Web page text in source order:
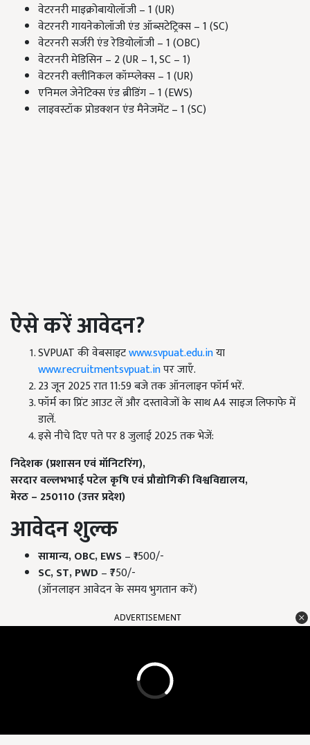
वेटरनरी माइक्रोबायोलॉजी – 1 (UR)
वेटरनरी गायनेकोलॉजी एंड ऑब्सटेट्रिक्स – 1 (SC)
वेटरनरी सर्जरी एंड रेडियोलॉजी – 1 (OBC)
वेटरनरी मेडिसिन – 2 (UR – 1, SC – 1)
वेटरनरी क्लीनिकल कॉम्प्लेक्स – 1 (UR)
एनिमल जेनेटिक्स एंड ब्रीडिंग – 1 (EWS)
लाइवस्टॉक प्रोडक्शन एंड मैनेजमेंट – 1 (SC)
ऐसे करें आवेदन?
SVPUAT की वेबसाइटwww.svpuat.edu.inया
www.recruitmentsvpuat.inपर जाएँ.
23 जून 2025 रात 11:59 बजे तक ऑनलाइन फॉर्म भरें.
फॉर्म का प्रिंट आउट लें और दस्तावेजों के साथ A4 साइज लिफाफे में
डालें.
इसे नीचे दिए पते पर 8 जुलाई 2025 तक भेजें:
निदेशक (प्रशासन एवं मॉनिटरिंग),
सरदार वल्लभभाई पटेल कृषि एवं प्रौद्योगिकी विश्वविद्यालय,
मेरठ – 250110 (उत्तर प्रदेश)
आवेदन शुल्क
सामान्य, OBC, EWS – ₹1500/-
SC, ST, PWD – ₹750/-
(ऑनलाइन आवेदन के समय भुगतान करें)
ADVERTISEMENT